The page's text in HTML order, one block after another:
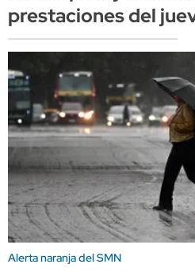
prestaciones del
Alerta naranja del SMN